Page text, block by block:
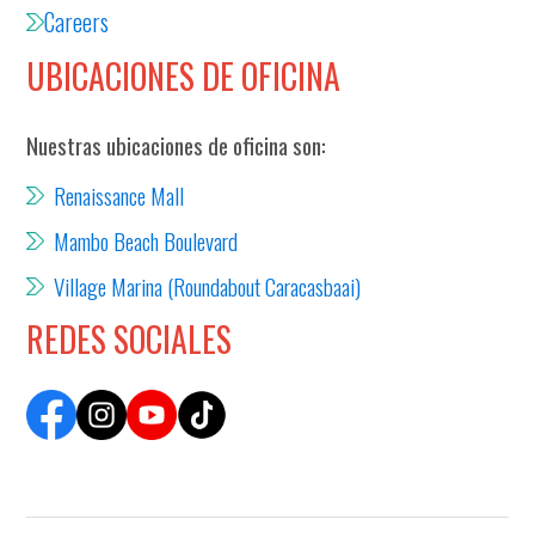
Careers
UBICACIONES DE OFICINA
Nuestras ubicaciones de oficina son:
Renaissance Mall
Mambo Beach Boulevard
Village Marina (Roundabout Caracasbaai)
REDES SOCIALES